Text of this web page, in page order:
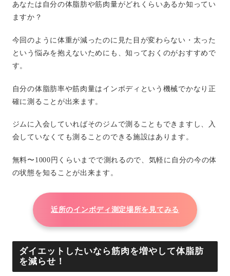
あなたは自分の体脂肪や筋肉量がどれくらいあるか知ってい
ますか？
今回のように体重が減ったのに見た目が変わらない・太った
という悩みを抱えないためにも、知っておくのがおすすめで
す。
自分の体脂肪率や筋肉量はインボディという機械でかなり正
確に測ることが出来ます。
ジムに入会していればそのジムで測ることもできますし、入
会していなくても測ることのできる施設はあります。
無料〜1000円くらいまでで測れるので、気軽に自分の今の体
の状態を知ることが出来ます。
近所のインボディ測定場所を見てみる
ダイエットしたいなら筋肉を増やして体脂肪
を減らせ！